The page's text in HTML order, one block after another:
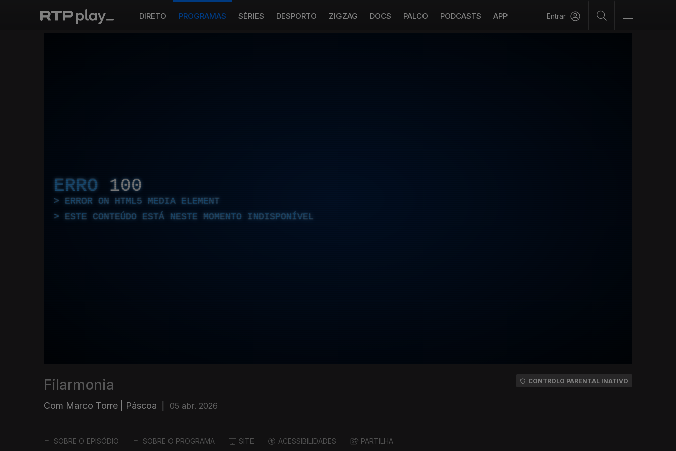
DIRETO PROGRAMAS SÉRIES DESPORTO ZIGZAG DOCS PALCO PODCASTS APP Entrar
ERRO 100
ERROR ON HTML5 MEDIA ELEMENT
ESTE CONTEÚDO ESTÁ NESTE MOMENTO INDISPONÍVEL
Filarmonia
Com Marco Torre | Páscoa 05 abr. 2026
CONTROLO PARENTAL INATIVO
SOBRE O EPISÓDIO SOBRE O PROGRAMA SITE ACESSIBILIDADES PARTILHA